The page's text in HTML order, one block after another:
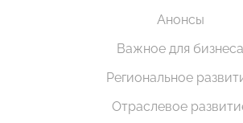
Анонсы
Важное для бизнеса
Региональное
Отраслевое